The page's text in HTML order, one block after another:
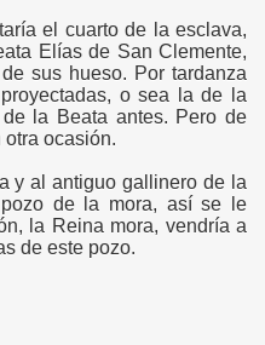
el cuarto de la esclava,
Elías de San Clemente,
sus hueso. Por tardanza
o sea la de la
la Beata antes. Pero de
ocasión.
y al antiguo gallinero de la
de la mora, así se le
la Reina mora, vendría a
de este pozo.